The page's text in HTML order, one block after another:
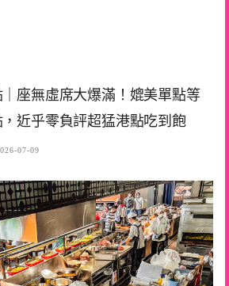
座無虛席大爆滿！媲美單點等
近乎零負評超猛港點吃到飽
07-09